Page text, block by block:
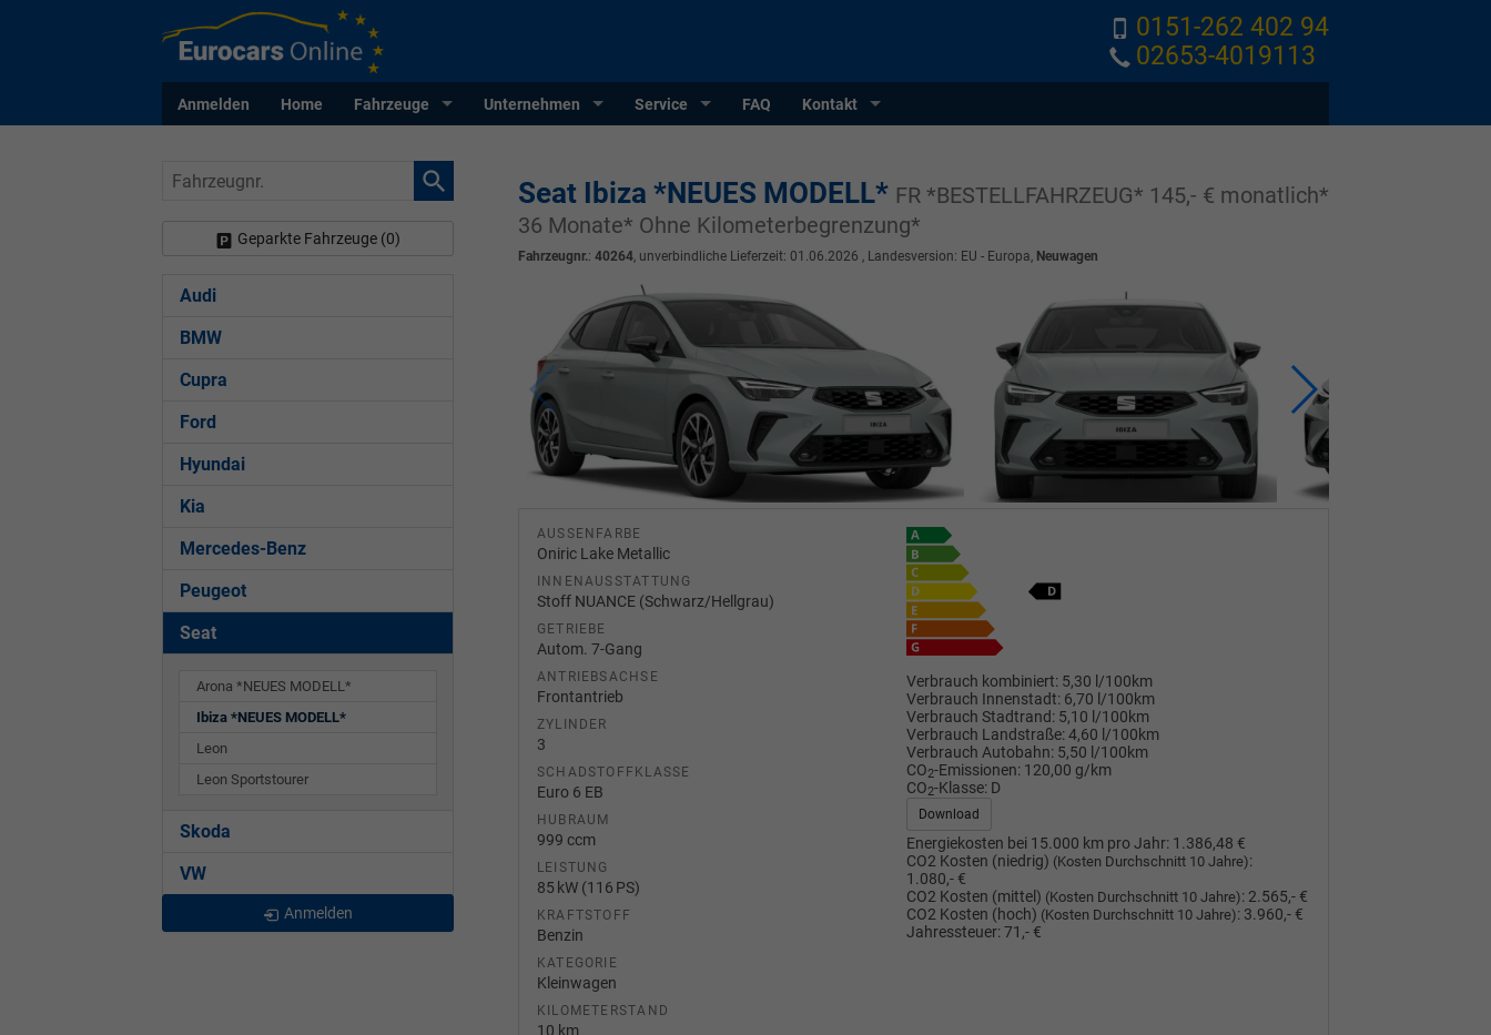
0151-262 402 94
02653-4019113
Anmelden Home Fahrzeuge Unternehmen Service FAQ Kontakt
Seat Ibiza *NEUES MODELL* FR *BESTELLFAHRZEUG* 145,- € monatlich*
36 Monate* Ohne Kilometerbegrenzung*
Fahrzeugnr.: 40264, unverbindliche Lieferzeit: 01.06.2026 , Landesversion: EU - Europa, Neuwagen
AUSSENFARBE
Oniric Lake Metallic
INNENAUSSTATTUNG
Stoff NUANCE (Schwarz/Hellgrau)
GETRIEBE
Autom. 7-Gang
ANTRIEBSACHSE
Frontantrieb
ZYLINDER
3
SCHADSTOFFKLASSE
Euro 6 EB
HUBRAUM
999 ccm
LEISTUNG
85 kW (116 PS)
KRAFTSTOFF
Benzin
KATEGORIE
Kleinwagen
KILOMETERSTAND
10 km
Verbrauch kombiniert: 5,30 l/100km
Verbrauch Innenstadt: 6,70 l/100km
Verbrauch Stadtrand: 5,10 l/100km
Verbrauch Landstraße:4,60 l/100km
Verbrauch Autobahn: 5,50 l/100km
CO2-Emissionen: 120,00 g/km
CO2-Klasse: D
Download
Energiekosten bei 15.000 km pro Jahr: 1.386,48 €
CO2 Kosten (niedrig) (Kosten Durchschnitt 10 Jahre):
1.080,- €
CO2 Kosten (mittel) (Kosten Durchschnitt 10 Jahre): 2.565,- €
CO2 Kosten (hoch) (Kosten Durchschnitt 10 Jahre): 3.960,- €
Jahressteuer:71,- €
Fahrzeugnr.
Geparkte Fahrzeuge (0)
Audi
BMW
Cupra
Ford
Hyundai
Kia
Mercedes-Benz
Peugeot
Seat
Arona *NEUES MODELL*
Ibiza *NEUES MODELL*
Leon
Leon Sportstourer
Skoda
VW
Anmelden